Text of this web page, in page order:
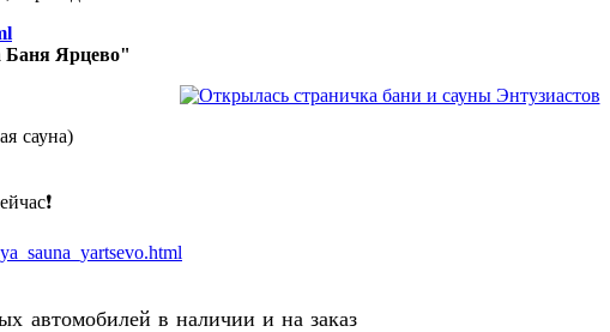
Баня Ярцево"
сауна)
автомобилей в наличии и на заказ